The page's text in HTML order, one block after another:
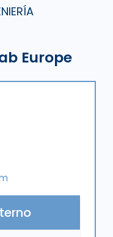
Europe